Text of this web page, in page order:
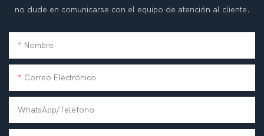
no dude en comunicarse con el equipo de atención al cliente.
Nombre
Correo Electrónico
WhatsApp/teléfono